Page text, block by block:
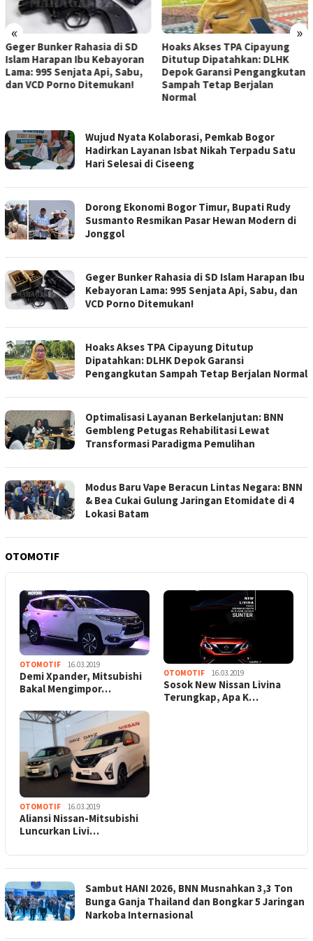
« »
Hoaks Akses TPA Cipayung
Ditutup Dipatahkan: DLHK
Depok Garansi Pengangkutan
Sampah Tetap Berjalan
Optimalisasi Layanan
Berkelanjutan: BNN Gembleng
Petugas Rehabilitasi Lewat
Transformasi Paradigma
Pemulihan
Wujud Nyata Kolaborasi, Pemkab Bogor
Hadirkan Layanan Isbat Nikah Terpadu Satu
Hari Selesai di Ciseeng
Dorong Ekonomi Bogor Timur, Bupati Rudy
Susmanto Resmikan Pasar Hewan Modern di
Jonggol
Geger Bunker Rahasia di SD Islam Harapan Ibu
Kebayoran Lama: 995 Senjata Api, Sabu, dan
VCD Porno Ditemukan!
Hoaks Akses TPA Cipayung Ditutup
Dipatahkan: DLHK Depok Garansi
Pengangkutan Sampah Tetap Berjalan Normal
Optimalisasi Layanan Berkelanjutan: BNN
Gembleng Petugas Rehabilitasi Lewat
Transformasi Paradigma Pemulihan
Modus Baru Vape Beracun Lintas Negara: BNN
& Bea Cukai Gulung Jaringan Etomidate di 4
Lokasi Batam
OTOMOTIF
OTOMOTIF 16.03.2019
Demi Xpander, Mitsubishi
Bakal Mengimpor…
OTOMOTIF 16.03.2019
Sosok New Nissan Livina
Terungkap, Apa K…
OTOMOTIF 16.03.2019
Aliansi Nissan-Mitsubishi
Luncurkan Livi…
Sambut HANI 2026, BNN Musnahkan 3,3 Ton
Bunga Ganja Thailand dan Bongkar 5 Jaringan
Narkoba Internasional